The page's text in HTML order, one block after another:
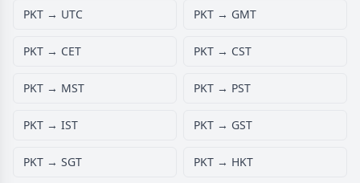
PKT → UTC PKT → GMT
PKT → CET PKT → CST
PKT → MST PKT → PST
PKT → IST PKT → GST
PKT → SGT PKT → HKT